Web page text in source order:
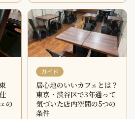
と
千駄ヶ谷・北参道のGreen
Beans Coffeeで学んだ焙煎度ご
との選び方をお伝えします。
の
ガイド
居心地のいいカフェとは？
東京・渋谷区で3年通って
気づいた店内空間の5つの
条件